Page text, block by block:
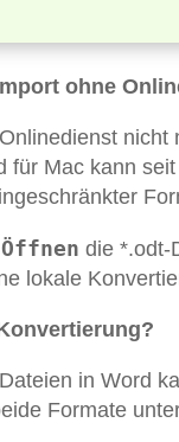
ohne
für Mac kann
die *.odt-
lokale
in Word
Formate